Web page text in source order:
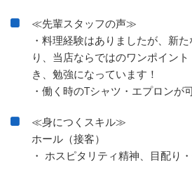
≪先輩スタッフの声≫
・料理経験はありましたが、新
り、当店ならではのワンポイン
き、勉強になっています！
・働く時のTシャツ・エプロンが
≪身につくスキル≫
ホール（接客）
・ ホスピタリティ精神、目配り